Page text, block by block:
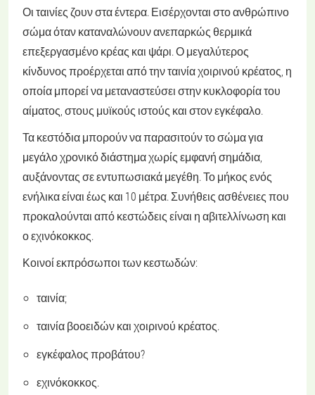
Οι ταινίες ζουν στα έντερα. Εισέρχονται στο ανθρώπινο
σώμα όταν καταναλώνουν ανεπαρκώς θερμικά
επεξεργασμένο κρέας και ψάρι. Ο μεγαλύτερος
κίνδυνος προέρχεται από την ταινία χοιρινού κρέατος, η
οποία μπορεί να μεταναστεύσει στην κυκλοφορία του
αίματος, στους μυϊκούς ιστούς και στον εγκέφαλο.
Τα κεστόδια μπορούν να παρασιτούν το σώμα για
μεγάλο χρονικό διάστημα χωρίς εμφανή σημάδια,
αυξάνοντας σε εντυπωσιακά μεγέθη. Το μήκος ενός
ενήλικα είναι έως και 10 μέτρα. Συνήθεις ασθένειες που
προκαλούνται από κεστώδεις είναι η αβιτελλίνωση και
ο εχινόκοκκος.
Κοινοί εκπρόσωποι των κεστωδών:
ταινία;
ταινία βοοειδών και χοιρινού κρέατος.
εγκέφαλος προβάτου?
εχινόκοκκος.